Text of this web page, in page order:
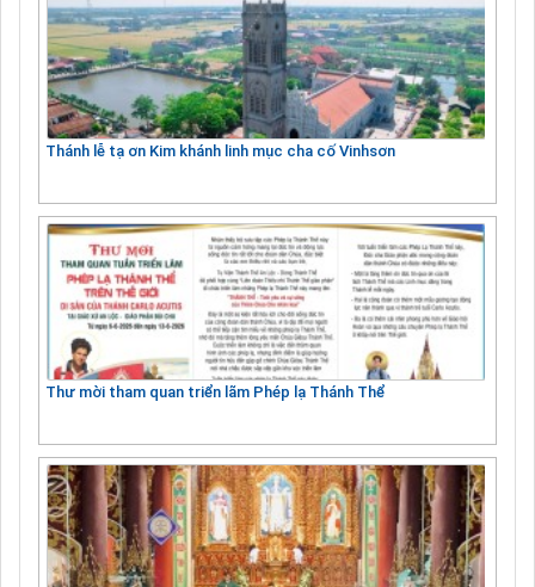
Thánh lễ tạ ơn Kim khánh linh mục cha cố Vinhsơn
Thư mời tham quan triển lãm Phép lạ Thánh Thể